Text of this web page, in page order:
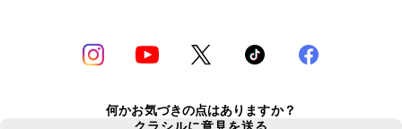
何かお気づきの点はありますか？
クラシルに意見を送る